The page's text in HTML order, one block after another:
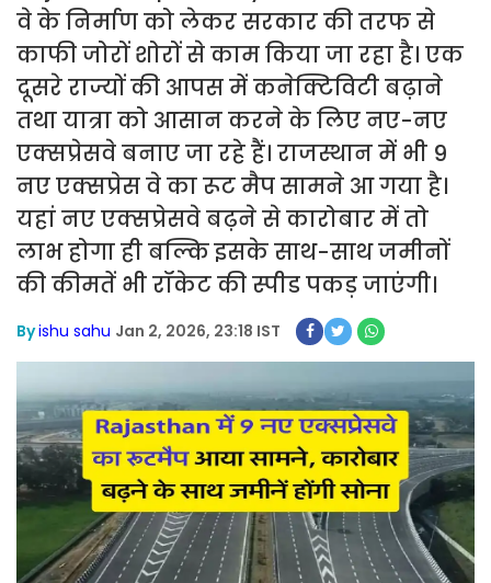
वे के निर्माण को लेकर सरकार की तरफ से
काफी जोरों शोरों से काम किया जा रहा है। एक
दूसरे राज्यों की आपस में कनेक्टिविटी बढ़ाने
तथा यात्रा को आसान करने के लिए नए-नए
एक्सप्रेसवे बनाए जा रहे हैं। राजस्थान में भी 9
नए एक्सप्रेस वे का रूट मैप सामने आ गया है।
यहां नए एक्सप्रेसवे बढ़ने से कारोबार में तो
लाभ होगा ही बल्कि इसके साथ-साथ जमीनों
की कीमतें भी रॉकेट की स्पीड पकड़ जाएंगी।
Byishu sahu Jan 2, 2026, 23:18 IST